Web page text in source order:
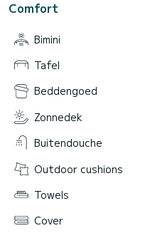
Comfort
Bimini
Tafel
Beddengoed
Zonnedek
Buitendouche
Outdoor cushions
Towels
Cover